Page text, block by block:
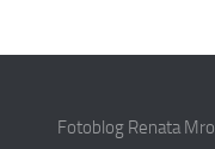
Fotoblog Renata